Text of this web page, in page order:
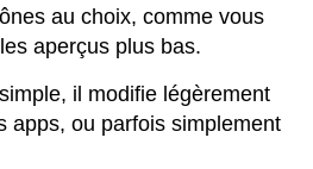
au choix, comme vous
aperçus plus bas.
il modifie légèrement
apps, ou parfois simplement